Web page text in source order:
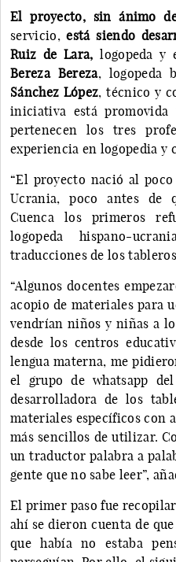
El proyecto, sin ánimo
servicio,está siendo
Ruiz de Lara, logopeda y
Bereza Bereza, logopeda
Sánchez López, técnico y
iniciativa está
pertenecen los tres
experiencia en logopedia y
“El proyecto nació al
Ucrania, poco antes de
Cuenca los primeros
logopeda hispano-
traducciones de los
“Algunos docentes
acopio de materiales para
vendrían niños y niñas a
desde los centros
lengua materna, me
el grupo de whatsapp
desarrolladora de los
materiales específicos con
más sencillos de utilizar.
un traductor palabra a
gente que no sabe leer”,
El primer paso fue
ahí se dieron cuenta de
que había no estaba